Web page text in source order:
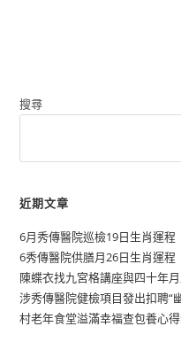
搜尋
近期文章
6月秀傳醫院巡檢19日生肖運程
6秀傳醫院供膳月26日生肖運程
陳蝶衣找九宮格講座與四十年
涉秀傳醫院健檢項目發出扣聘“
村老年食堂溢滿幸福查包養心